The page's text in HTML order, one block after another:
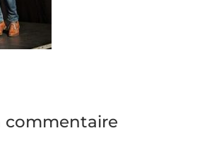
commentaire